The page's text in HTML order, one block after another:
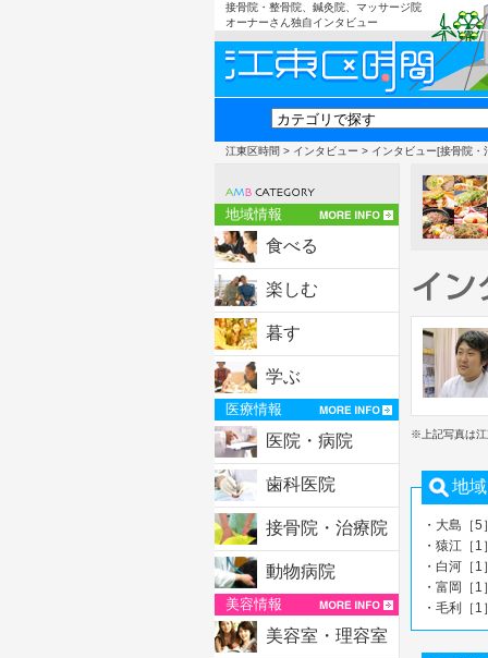
接骨院・整骨院、鍼灸院、マッサージ院
オーナーさん独自インタビュー
江東区時間 > インタビュー > インタビュー[接骨院・
地域情報
食べる
楽しむ
暮す
学ぶ
医療情報
医院・病院
歯科医院
接骨院・治療院
動物病院
美容情報
美容室・理容室
※上記写真は江
地
・大島［5
・猿江［1
・白河［1
・富岡［1
・毛利［1